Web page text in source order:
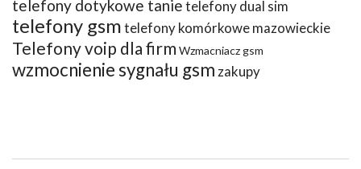
telefony dotykowe tanietelefony dual sim
telefony gsmtelefony komórkowe mazowieckie
Telefony voip dla firm Wzmacniacz gsm
wzmocnienie sygnału gsm zakupy